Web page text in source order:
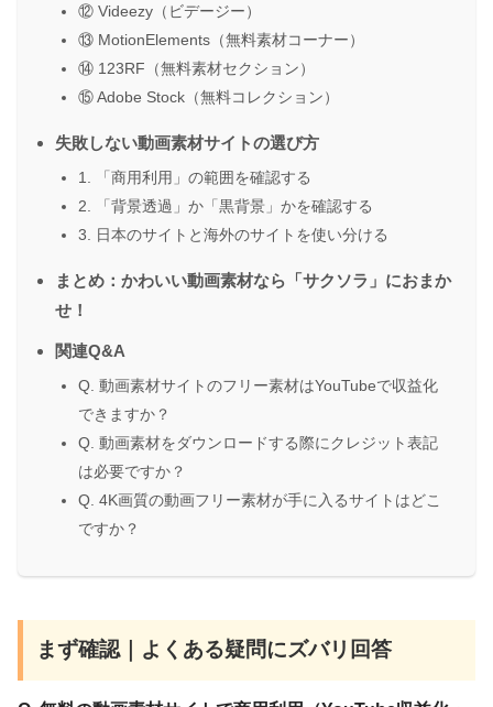
⑫ Videezy（ビデージー）
⑬ MotionElements（無料素材コーナー）
⑭ 123RF（無料素材セクション）
⑮ Adobe Stock（無料コレクション）
失敗しない動画素材サイトの選び方
1. 「商用利用」の範囲を確認する
2. 「背景透過」か「黒背景」かを確認する
3. 日本のサイトと海外のサイトを使い分ける
まとめ：かわいい動画素材なら「サクソラ」におまか
せ！
関連Q&A
Q. 動画素材サイトのフリー素材はYouTubeで収益化
できますか？
Q. 動画素材をダウンロードする際にクレジット表記
は必要ですか？
Q. 4K画質の動画フリー素材が手に入るサイトはどこ
ですか？
まず確認｜よくある疑問にズバリ回答